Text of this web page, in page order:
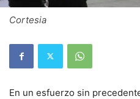
Cortesia
En un esfuerzo sin